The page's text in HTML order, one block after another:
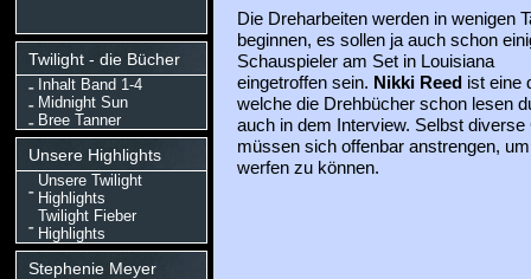
Twilight - die Bücher
Inhalt Band 1-4
Midnight Sun
Bree Tanner
Unsere Highlights
Unsere Twilight
Highlights
Twilight Fieber
Highlights
Stephenie Meyer
Die Dreharbeiten werden in wenigen
beginnen, es sollen ja auch schon
Schauspieler am Set in Louisiana
eingetroffen sein. Nikki Reed ist eine
welche die Drehbücher schon lesen
auch in dem Interview. Selbst
müssen sich offenbar anstrengen,
werfen zu können.